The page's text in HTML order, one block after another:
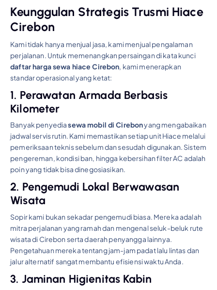
Keunggulan Strategis Trusmi Hiace
Cirebon
Kami tidak hanya menjual jasa, kami menjual pengalaman
perjalanan. Untuk memenangkan persaingan di kata kunci
daftar harga sewa hiace Cirebon, kami menerapkan
standar operasional yang ketat:
1. Perawatan Armada Berbasis
Kilometer
Banyak penyediasewa mobil di Cirebonyang mengabaikan
jadwal servis rutin. Kami memastikan setiap unit Hiace melalui
pemeriksaan teknis sebelum dan sesudah digunakan. Sistem
pengereman, kondisi ban, hingga kebersihan filter AC adalah
poin yang tidak bisa dinegosiasikan.
2. Pengemudi Lokal Berwawasan
Wisata
Sopir kami bukan sekadar pengemudi biasa. Mereka adalah
mitra perjalanan yang ramah dan mengenal seluk-beluk rute
wisata di Cirebon serta daerah penyangga lainnya.
Pengetahuan mereka tentang jam-jam padat lalu lintas dan
jalur alternatif sangat membantu efisiensi waktu Anda.
3. Jaminan Higienitas Kabin